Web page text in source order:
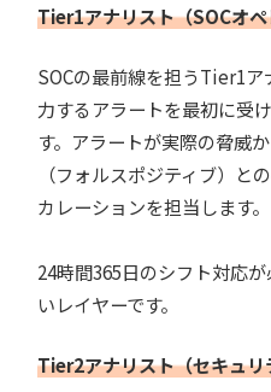
Tier1アナリスト（SOCオ
SOCの最前線を担うTier1
力するアラートを最初に受
す。アラートが実際の脅威
（フォルスポジティブ）と
カレーションを担当します。
24時間365日のシフト対応
いレイヤーです。
Tier2アナリスト（セキュリ